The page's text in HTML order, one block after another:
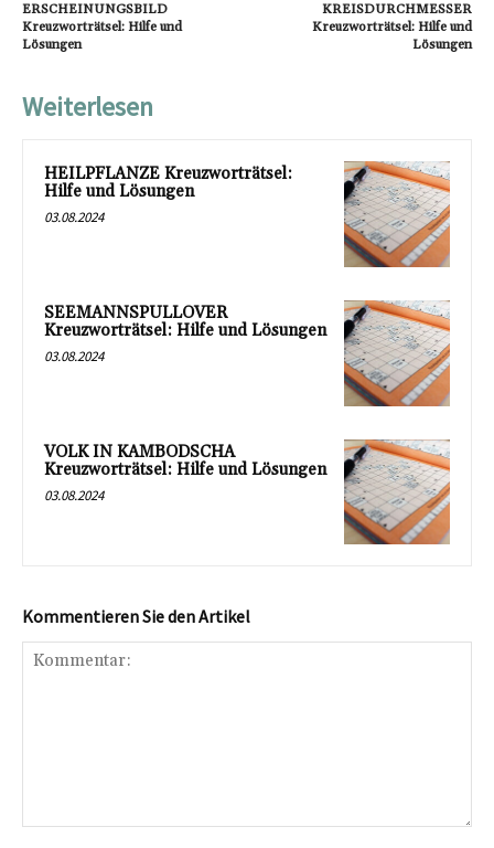
ERSCHEINUNGSBILD
Kreuzworträtsel: Hilfe und
Lösungen
KREISDURCHMESSER
Kreuzworträtsel: Hilfe und
Lösungen
Weiterlesen
HEILPFLANZE Kreuzworträtsel:
Hilfe und Lösungen
03.08.2024
SEEMANNSPULLOVER
Kreuzworträtsel: Hilfe und Lösungen
03.08.2024
VOLK IN KAMBODSCHA
Kreuzworträtsel: Hilfe und Lösungen
03.08.2024
Kommentieren Sie den Artikel